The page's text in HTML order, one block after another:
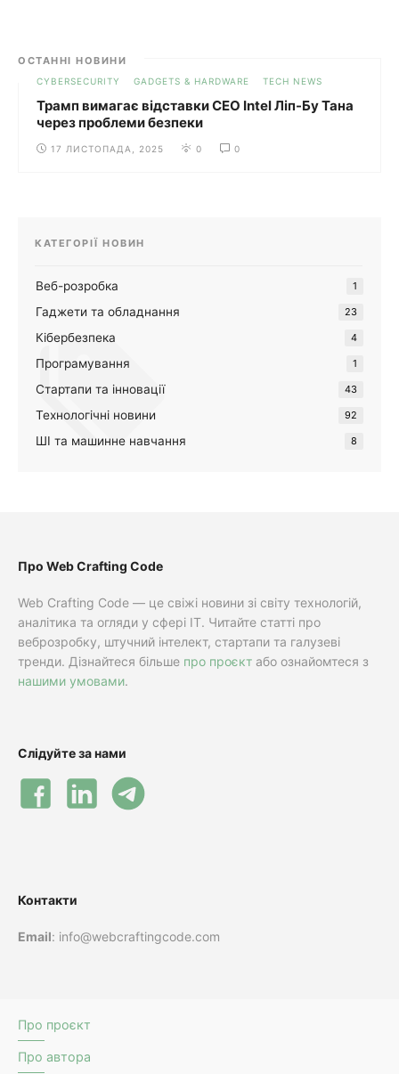
ОСТАННІ НОВИНИ
CYBERSECURITY GADGETS & HARDWARE TECH NEWS
Трамп вимагає відставки CEO Intel Ліп-Бу Тана
через проблеми безпеки
17 ЛИСТОПАДА, 2025 0 0
КАТЕГОРІЇ НОВИН
Веб-розробка 1
Гаджети та обладнання 23
Кібербезпека 4
Програмування 1
Стартапи та інновації 43
Технологічні новини 92
ШІ та машинне навчання 8
Про Web Crafting Code
Web Crafting Code — це свіжі новини зі світу технологій,
аналітика та огляди у сфері IT. Читайте статті про
веброзробку, штучний інтелект, стартапи та галузеві
тренди. Дізнайтеся більше про проєкт або ознайомтеся з
нашими умовами.
Слідуйте за нами
Контакти
Email: info@webcraftingcode.com
Про проєкт
Про автора